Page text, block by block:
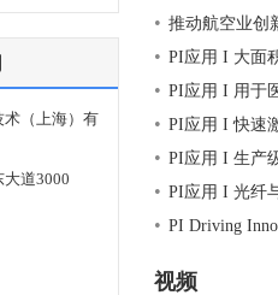
术（上海）有
道3000
• 推动航空业创
• PI应用 I 大面
• PI应用 I 用于
• PI应用 I 快速
• PI应用 I 生产
• PI应用 I 光纤
• PI Driving
视频